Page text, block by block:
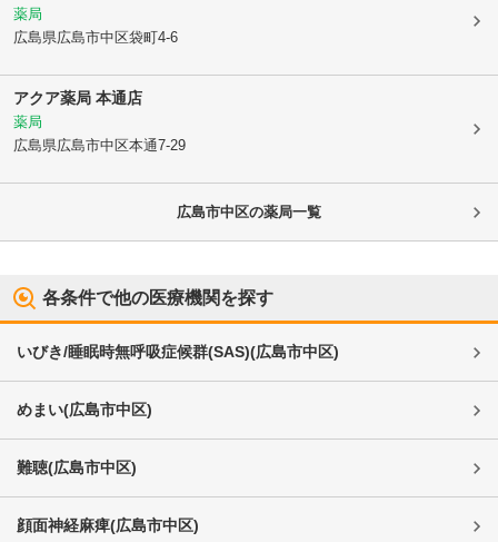
薬局
広島県広島市中区袋町4-6
アクア薬局 本通店
薬局
広島県広島市中区本通7-29
広島市中区の薬局一覧
各条件で他の医療機関を探す
いびき/睡眠時無呼吸症候群(SAS)(広島市中区)
めまい(広島市中区)
難聴(広島市中区)
顔面神経麻痺(広島市中区)